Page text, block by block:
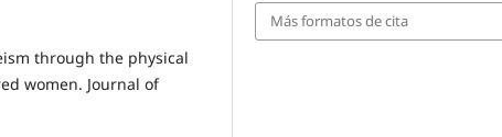
through the physical
women. Journal of
Más formatos de cita